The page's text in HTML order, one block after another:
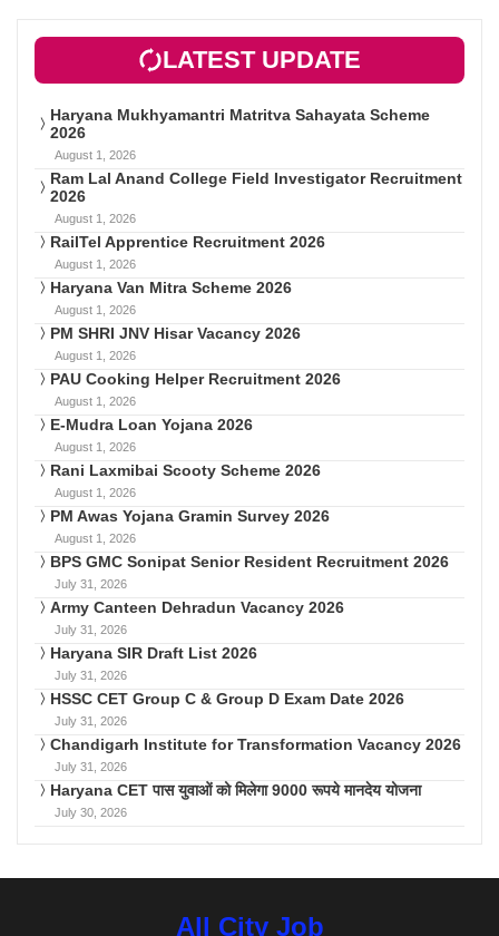
LATEST UPDATE
Haryana Mukhyamantri Matritva Sahayata Scheme
2026
August 1, 2026
Ram Lal Anand College Field Investigator Recruitment
2026
August 1, 2026
RailTel Apprentice Recruitment 2026
August 1, 2026
Haryana Van Mitra Scheme 2026
August 1, 2026
PM SHRI JNV Hisar Vacancy 2026
August 1, 2026
PAU Cooking Helper Recruitment 2026
August 1, 2026
E-Mudra Loan Yojana 2026
August 1, 2026
Rani Laxmibai Scooty Scheme 2026
August 1, 2026
PM Awas Yojana Gramin Survey 2026
August 1, 2026
BPS GMC Sonipat Senior Resident Recruitment 2026
July 31, 2026
Army Canteen Dehradun Vacancy 2026
July 31, 2026
Haryana SIR Draft List 2026
July 31, 2026
HSSC CET Group C & Group D Exam Date 2026
July 31, 2026
Chandigarh Institute for Transformation Vacancy 2026
July 31, 2026
Haryana CET पास युवाओं को मिलेगा 9000 रूपये मानदेय योजना
July 30, 2026
All City Job